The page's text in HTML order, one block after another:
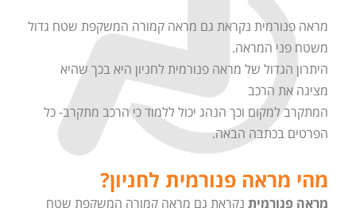
מראה פנורמית נקראת גם מראה קמורה המשקפת שטח גדול
משטח פני המראה.
היתרון הגדול של מראה פנורמית לחניון היא בכך שהיא
מציגה את הרכב
המתקרב למקום וכך הנהג יכול ללמוד כי הרכב מתקרב- כל
הפרטים בכתבה הבאה.
מהי מראה פנורמית לחניון?
מראה פנורמיתנקראת גם מראה קמורה המשקפת שטח